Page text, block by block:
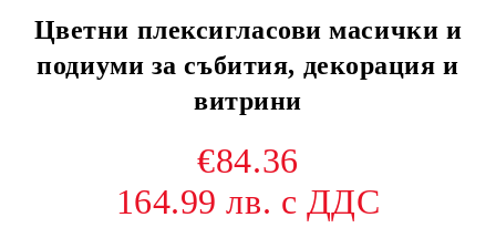
Цветни плексигласови масички и
подиуми за събития, декорация и
витрини
€84.36
164.99 лв. с ДДС